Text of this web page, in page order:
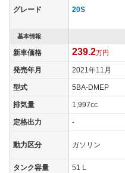
グレード 20S
基本情報
新車価格 239.2万円
発売年月 2021年11月
型式 5BA-DMEP
排気量 1,997cc
定格出力 -
動力区分 ガソリン
タンク容量 51 L